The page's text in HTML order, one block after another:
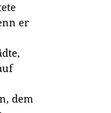
er
dem